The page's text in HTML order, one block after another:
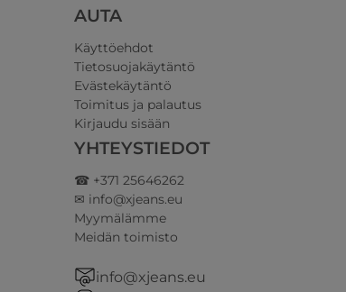
AUTA
Käyttöehdot
Tietosuojakäytäntö
Evästekäytäntö
Toimitus ja palautus
Kirjaudu sisään
YHTEYSTIEDOT
☎ +371 25646262
✉ info@xjeans.eu
Myymälämme
Meidän toimisto
info@xjeans.eu